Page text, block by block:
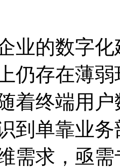
企业的数字
仍存在薄弱
着终端用户
到单靠业
求，亟